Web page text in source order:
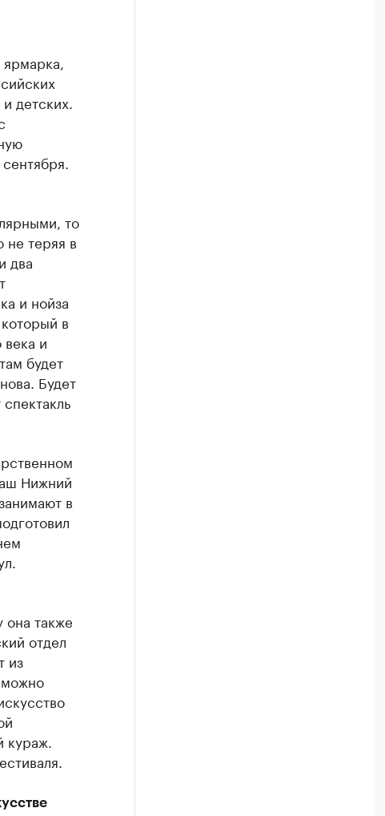
детских.
то
теряя в
два
и нойза
в
и
будет
Будет
Нижний
в
она также
отдел
из
кураж.